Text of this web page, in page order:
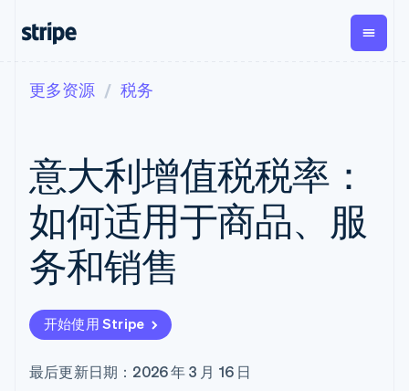
支付
在线支付
Payment links
无代码支付
Checkout
预构建支付界
面
Elements
Payment
methods
接入 125+ 种支
付方式
Terminal
经常性收入
Metronome
按用量计费
Subscriptions
订阅管理
Invoicing
一次性或定期
Tax
销售税和增值
Revenue
Recognition
Global
Payouts
方打款
Crypto
按企业阶段
按应用场景
智能体商务
加密货币
电子商务
嵌入式金融
财务自动化
全球化企业
交易市场
文档
库与 SDK
Stripe Apps
指南
接受线上付款
实施预置结账流程
构建平台或交易市场
管理订阅
发行稳定币支持的支付卡
学习
指南
支持
获取支持
托管支持方案
专业服务
公司
更多资源 税务
意大利增值税税率：
如何适用于商品、服
务和销售
开始使用 Stripe
最后更新日期：2026 年 3 月 16 日